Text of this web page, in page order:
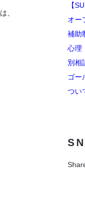
、
【
オー
補助
心理
別相
ゴー
つい